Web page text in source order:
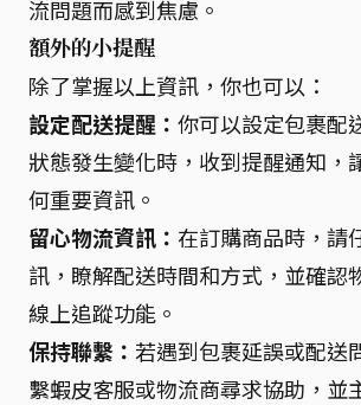
流問題而感到焦慮。
額外的小提醒
除了掌握以上資訊，你也可以：
設定配送提醒： 你可以設定包裹配
狀態發生變化時，收到提醒通知，
何重要資訊。
留心物流資訊： 在訂購商品時，請
訊，瞭解配送時間和方式，並確認
線上追蹤功能。
保持聯繫： 若遇到包裹延誤或配送
繫蝦皮客服或物流商尋求協助，並